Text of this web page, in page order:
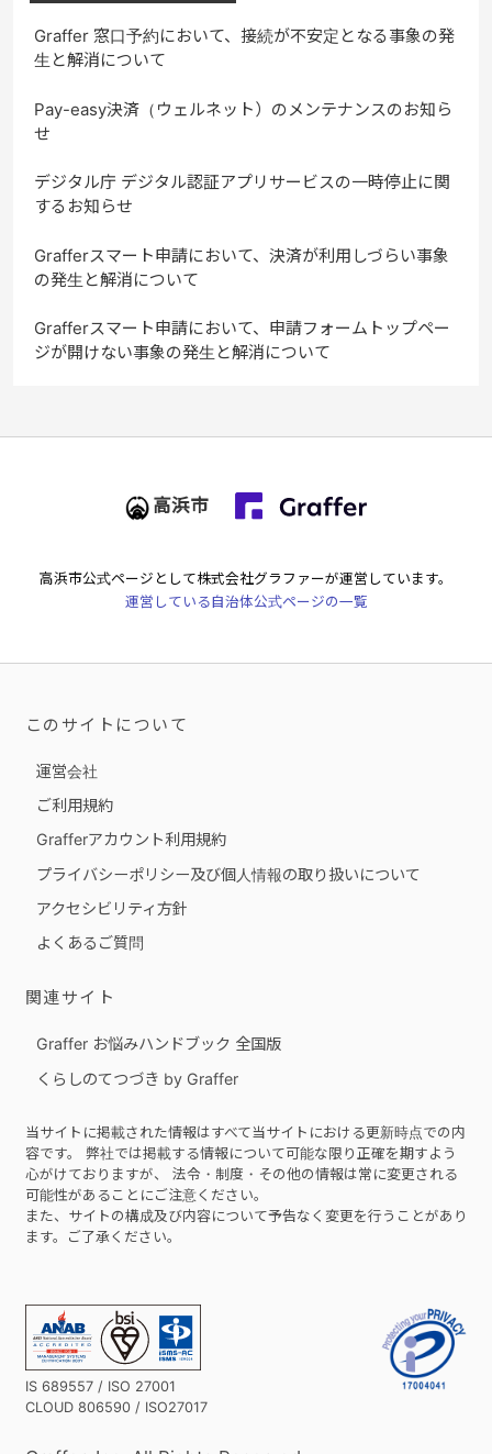
Graffer 窓口予約において、接続が不安定となる事象の発
生と解消について
Pay-easy決済（ウェルネット）のメンテナンスのお知ら
せ
デジタル庁 デジタル認証アプリサービスの一時停止に関
するお知らせ
Grafferスマート申請において、決済が利用しづらい事象
の発生と解消について
Grafferスマート申請において、申請フォームトップペー
ジが開けない事象の発生と解消について
高浜市
高浜市公式ページとして株式会社グラファーが運営しています。
運営している自治体公式ページの一覧
このサイトについて
運営会社
ご利用規約
Grafferアカウント利用規約
プライバシーポリシー及び個人情報の取り扱いについて
アクセシビリティ方針
よくあるご質問
関連サイト
Graffer お悩みハンドブック 全国版
くらしのてつづき by Graffer
当サイトに掲載された情報はすべて当サイトにおける更新時点での内
容です。 弊社では掲載する情報について可能な限り正確を期すよう
心がけておりますが、 法令・制度・その他の情報は常に変更される
可能性があることにご注意ください。
また、サイトの構成及び内容について予告なく変更を行うことがあり
ます。ご了承ください。
IS 689557 / ISO 27001
CLOUD 806590 / ISO27017